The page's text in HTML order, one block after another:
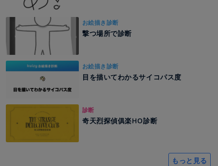
お絵描き診断
撃つ場所で診断
お絵描き診断
目を描いてわかるサイコパス度
診断
奇天烈探偵俱楽HO診断
もっと見る